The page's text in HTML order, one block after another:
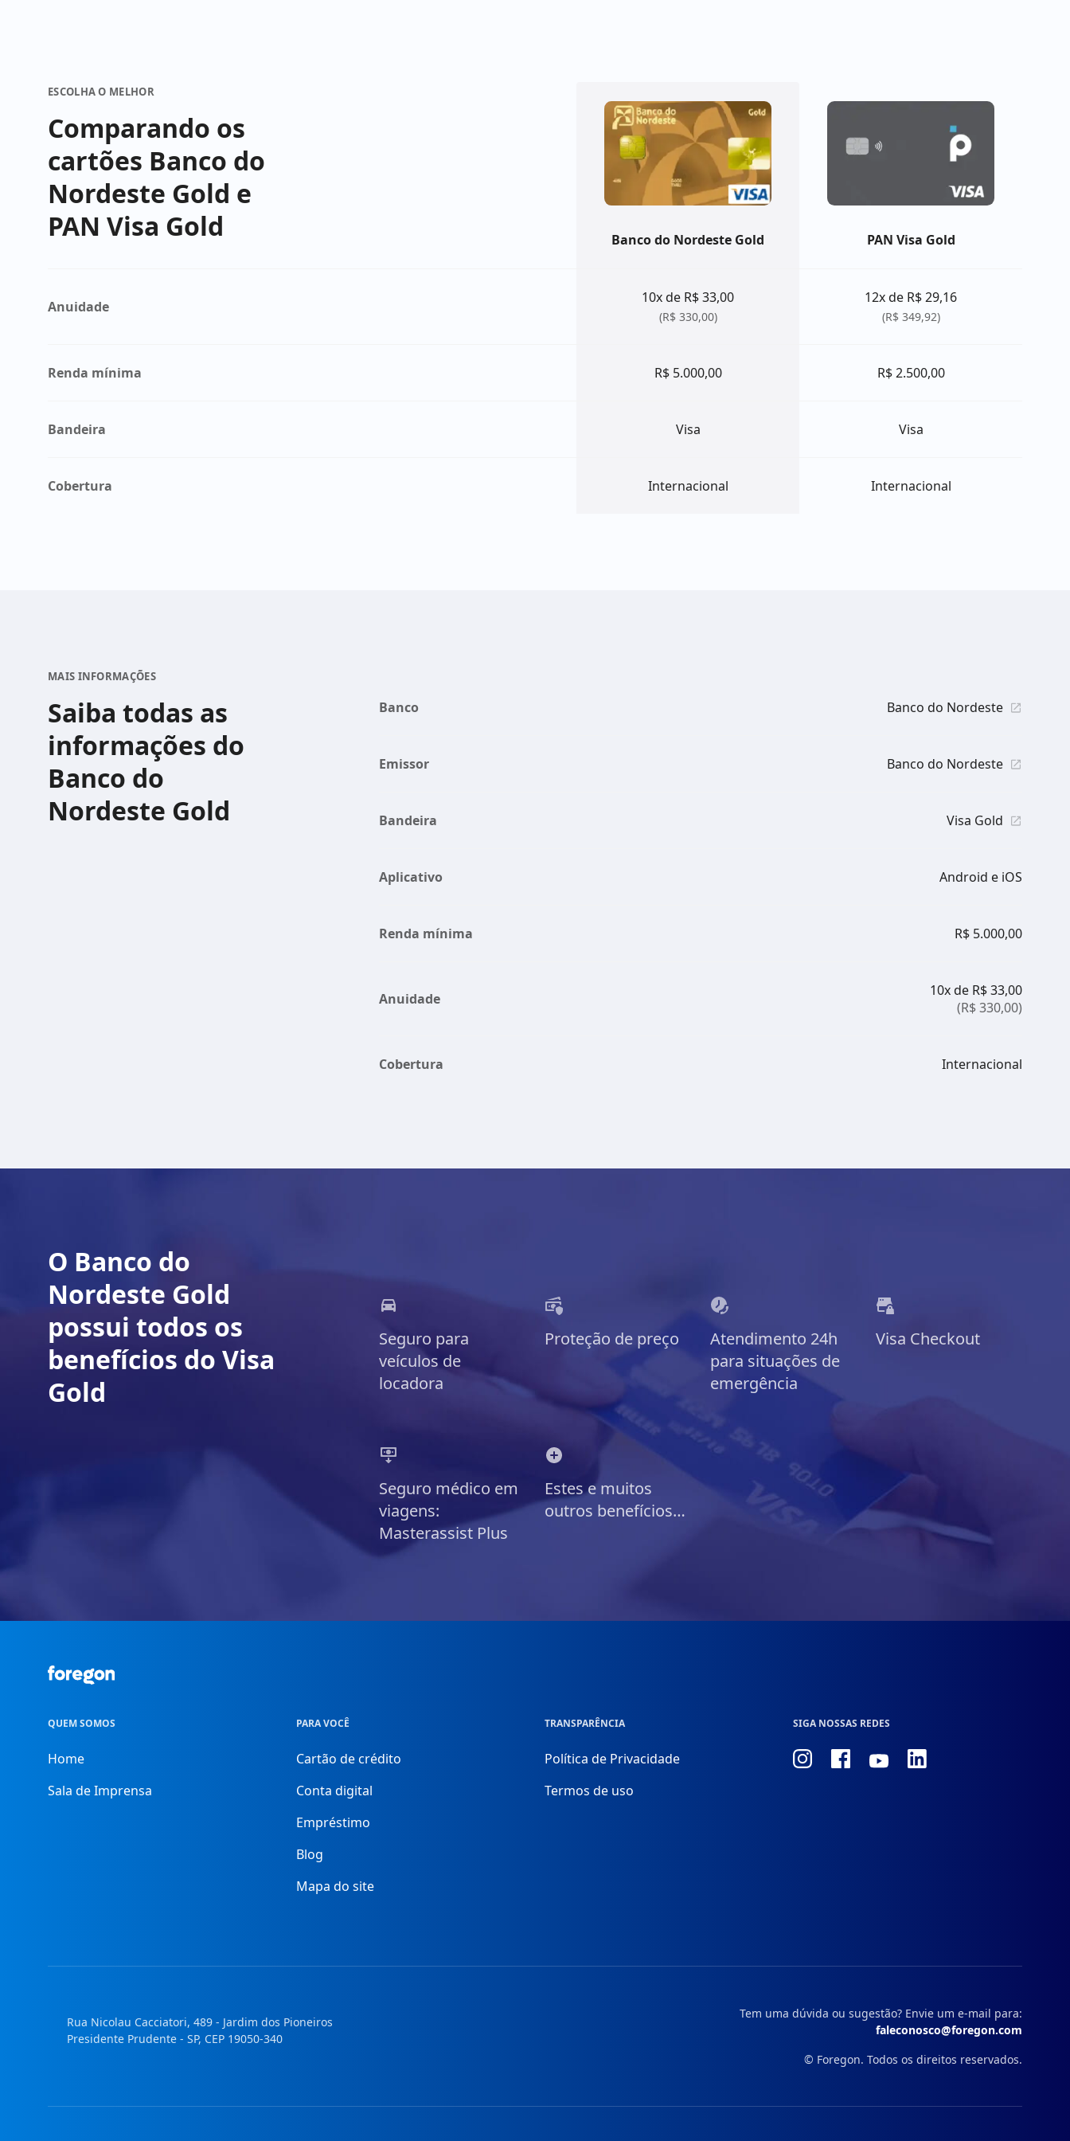
ESCOLHA O MELHOR
Comparando os
cartões Banco do
Nordeste Gold e
PAN Visa Gold
Banco do Nordeste Gold PAN Visa Gold
Anuidade
10x de R$ 33,00
(R$ 330,00)
12x de R$ 29,16
(R$ 349,92)
Renda mínima R$ 5.000,00 R$ 2.500,00
Bandeira Visa Visa
Cobertura Internacional Internacional
MAIS INFORMAÇÕES
Saiba todas as
informações do
Banco do
Nordeste Gold
Banco Banco do Nordeste
Emissor Banco do Nordeste
Bandeira Visa Gold
Aplicativo Android e iOS
Renda mínima R$ 5.000,00
Anuidade
10x de R$ 33,00
(R$ 330,00)
Cobertura Internacional
O Banco do
Nordeste Gold
possui todos os
benefícios do Visa
Gold
Seguro para
veículos de
locadora
Proteção de preço
Atendimento 24h
para situações de
emergência
Visa Checkout
Seguro médico em
viagens:
Masterassist Plus
Estes e muitos
outros benefícios…
Foregon.com
QUEM SOMOS
Home
Sala de Imprensa
PARA VOCÊ
Cartão de crédito
Conta digital
Empréstimo
Blog
Mapa do site
TRANSPARÊNCIA
Política de Privacidade
Termos de uso
SIGA NOSSAS REDES
ConheçaConheçaConheçaConheça
Rua Nicolau Cacciatori, 489 - Jardim dos Pioneiros
Presidente Prudente - SP, CEP 19050-340
Tem uma dúvida ou sugestão? Envie um e-mail para:
faleconosco@foregon.com
© Foregon. Todos os direitos reservados.